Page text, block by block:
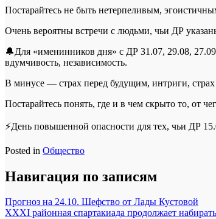
Постарайтесь не быть нетерпеливым,
Очень вероятны встречи с людьми, чьи ДР
🔔Для «именинников дня» с ДР 31.07, 29.08,
вдумчивость, независимость.
В минусе — страх перед будущим, интриги,
Постарайтесь понять, где и в чем скрыто то, от
⚡День повышенной опасности для тех, чьи ДР
Posted in Общество
Навигация по записям
Прогноз на 24.10. Шефство от Лады Кустовой
XXXI районная спартакиада продолжает